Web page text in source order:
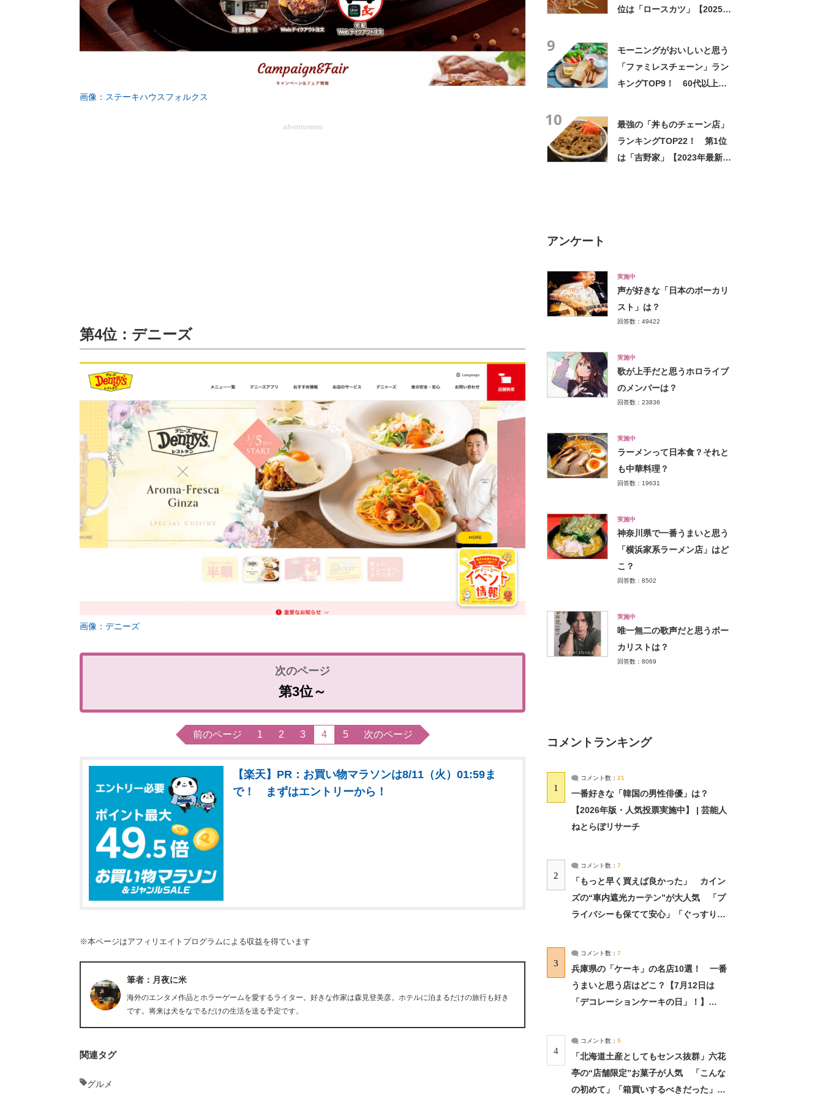
画像：ステーキハウスフォルクス
advertisement
第4位：デニーズ
画像：デニーズ
第3位～
前のページ 1 2 3 4 5 次のページ
【楽天】PR：お買い物マラソンは8/11（火）01:59ま
で！ まずはエントリーから！
※本ページはアフィリエイトプログラムによる収益を得ています
筆者：月夜に米
海外のエンタメ作品とホラーゲームを愛するライター。好きな作家は森見登美彦。ホテルに泊まるだけの旅行も好き
です。将来は犬をなでるだけの生活を送る予定です。
関連タグ
グルメ
位は「ロースカツ」【2025年
9
モーニングがおいしいと思う
「ファミレスチェーン」ラン
キングTOP9！ 60代以上が
10
最強の「丼ものチェーン店」
ランキングTOP22！ 第1位
は「吉野家」【2023年最新投
アンケート
実施中
声が好きな「日本のボーカリ
スト」は？
回答数：49422
実施中
歌が上手だと思うホロライブ
のメンバーは？
回答数：23836
実施中
ラーメンって日本食？それと
も中華料理？
回答数：19631
実施中
神奈川県で一番うまいと思う
「横浜家系ラーメン店」はど
こ？
回答数：8502
実施中
唯一無二の歌声だと思うボー
カリストは？
回答数：8069
コメントランキング
1
コメント数： 21
一番好きな「韓国の男性俳優」は？
【2026年版・人気投票実施中】 | 芸能人
ねとらぼリサーチ
2
コメント数： 7
「もっと早く買えば良かった」 カイン
ズの“車内遮光カーテン”が大人気 「プ
ライバシーも保てて安心」「ぐっすり眠
3
コメント数： 7
兵庫県の「ケーキ」の名店10選！ 一番
うまいと思う店はどこ？【7月12日は
「デコレーションケーキの日」！】
4
コメント数： 5
「北海道土産としてもセンス抜群」六花
亭の“店舗限定”お菓子が人気 「こんな
の初めて」「箱買いするべきだった」